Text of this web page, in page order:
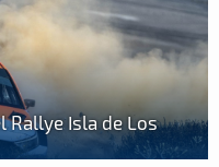
Rallye Isla de Los